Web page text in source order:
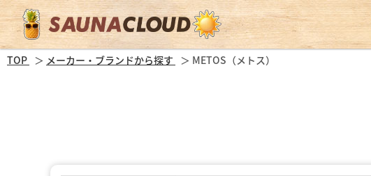
TOP メーカー・ブランドから探す METOS（メトス）